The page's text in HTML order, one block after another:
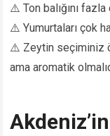
⚠️ Ton balığını
⚠️ Yumurtaları çok
⚠️ Zeytin seçiminiz
ama aromatik